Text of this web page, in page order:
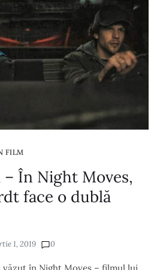
FILM
În Night Moves,
face o dublă
1, 2019 0